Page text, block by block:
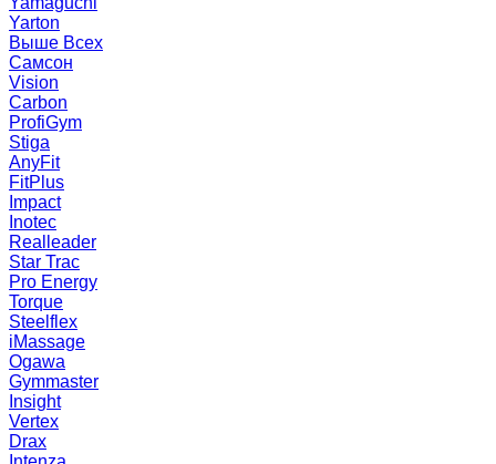
Yarton
Выше Всех
Самсон
Vision
Carbon
ProfiGym
Stiga
AnyFit
FitPlus
Impact
Inotec
Realleader
Star Trac
Pro Energy
Torque
Steelflex
iMassage
Ogawa
Gymmaster
Insight
Vertex
Drax